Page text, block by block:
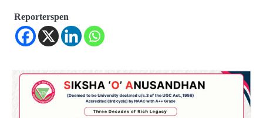
Reporterspen